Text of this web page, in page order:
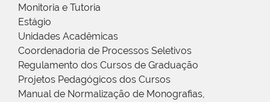
Monitoria e Tutoria
Estágio
Unidades Acadêmicas
Coordenadoria de Processos Seletivos
Regulamento dos Cursos de Graduação
Projetos Pedagógicos dos Cursos
Manual de Normalização de Monografias,